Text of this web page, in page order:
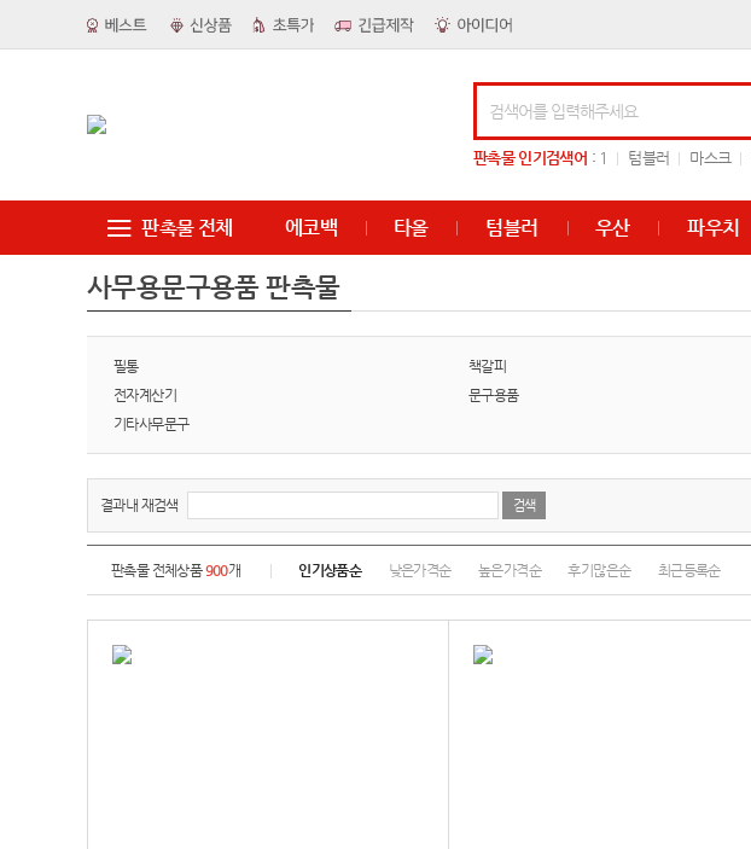
판촉물인기검색어 : 1 텀블러 마스크
판촉물 전체 에코백 타올 텀블러 우산 파우치
사무용문구용품 판촉물
필통 책갈피
전자계산기
문구용품
기타사무문구
결과내 재검색
판촉물 전체상품900개 인기상품순 낮은가격순 높은가격순 후기많은순 최근등록순